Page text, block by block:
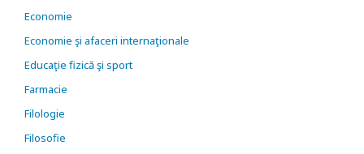
Economie
Economie şi afaceri internaţionale
Educaţie fizică şi sport
Farmacie
Filologie
Filosofie